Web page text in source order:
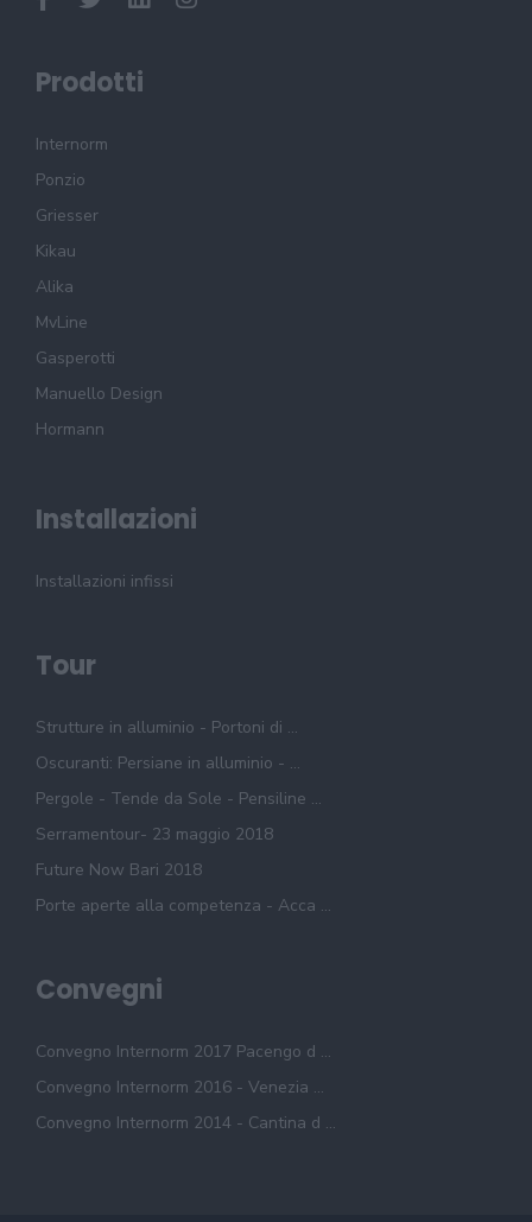
Prodotti
Internorm
Ponzio
Griesser
Kikau
Alika
MvLine
Gasperotti
Manuello Design
Hormann
Installazioni
Installazioni infissi
Tour
Strutture in alluminio - Portoni di ...
Oscuranti: Persiane in alluminio - ...
Pergole - Tende da Sole - Pensiline ...
Serramentour- 23 maggio 2018
Future Now Bari 2018
Porte aperte alla competenza - Acca ...
Convegni
Convegno Internorm 2017 Pacengo d ...
Convegno Internorm 2016 - Venezia ...
Convegno Internorm 2014 - Cantina d ...